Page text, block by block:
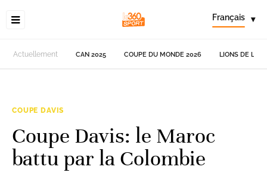
Français ▾
Actuellement CAN 2025 COUPE DU MONDE 2026 LIONS DE
COUPE DAVIS
Coupe Davis: le Maroc
battu par la Colombie